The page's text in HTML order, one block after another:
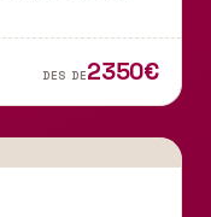
Portugal.
DES DE2350€